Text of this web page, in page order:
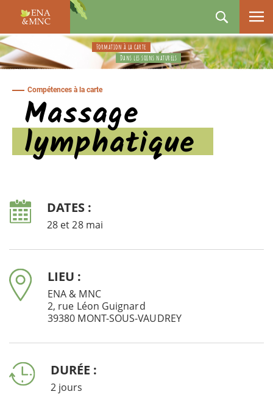
ENA
&
MNC
Formation à la carte
Dans les soins naturels
Compétences à la carte
Massage
lymphatique
DATES :
28 et 28 mai
LIEU :
ENA & MNC
2, rue Léon Guignard
39380 MONT-SOUS-VAUDREY
DURÉE :
2 jours